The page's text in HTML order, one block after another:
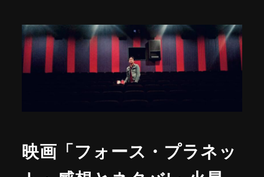
映画「フォース・プラネッ